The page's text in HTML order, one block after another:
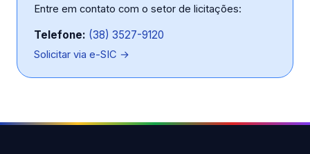
Entre em contato com o setor de licitações:
Telefone: (38) 3527-9120
Solicitar via e-SIC →